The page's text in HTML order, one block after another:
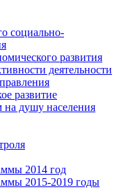
социально-
развития
деятельности
развитие
душу населения
2014 год
2015-2019 годы